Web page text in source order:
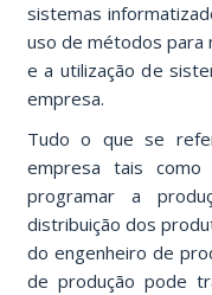
sistemas
uso de métodos para
e a utilização de
empresa.
Tudo o que se
empresa tais
programar a
distribuição dos
do engenheiro de
de produção pode